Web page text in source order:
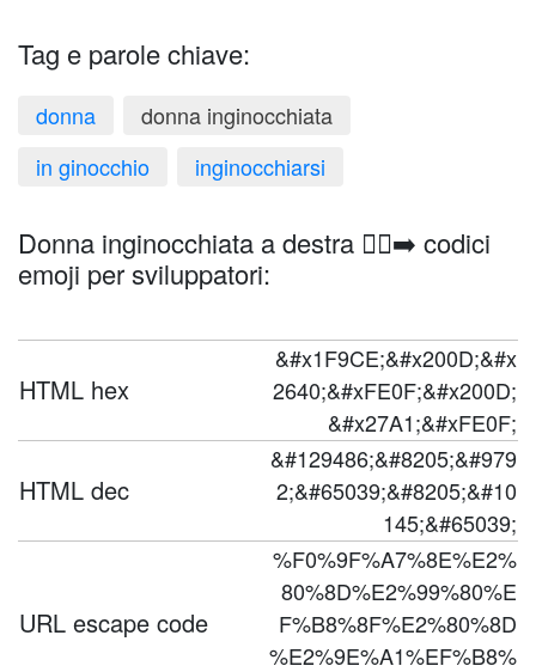
Tag e parole chiave:
donna
donna inginocchiata
in ginocchio
inginocchiarsi
Donna inginocchiata a destra 🧎‍♀️‍➡️ codici
emoji per sviluppatori:
HTML hex
&#x1F9CE;&#x200D;&#x
2640;&#xFE0F;&#x200D;
&#x27A1;&#xFE0F;
HTML dec
&#129486;&#8205;&#979
2;&#65039;&#8205;&#10
145;&#65039;
URL escape code
%F0%9F%A7%8E%E2%
80%8D%E2%99%80%E
F%B8%8F%E2%80%8D
%E2%9E%A1%EF%B8%